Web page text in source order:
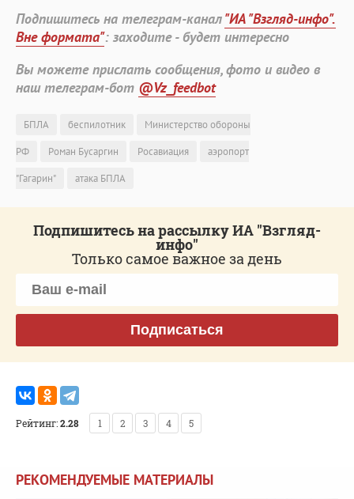
Подпишитесь на телеграм-канал"ИА "Взгляд-инфо".
Вне формата": заходите - будет интересно
Вы можете прислать сообщения, фото и видео в
наш телеграм-бот @Vz_feedbot
БПЛА беспилотник
Министерство обороны
РФ
Роман Бусаргин Росавиация
аэропорт
"Гагарин"
атака БПЛА
Подпишитесь на рассылку ИА "Взгляд-
инфо"
Только самое важное за день
Подписаться
Рейтинг:2.28 1 2 3 4 5
РЕКОМЕНДУЕМЫЕ МАТЕРИАЛЫ